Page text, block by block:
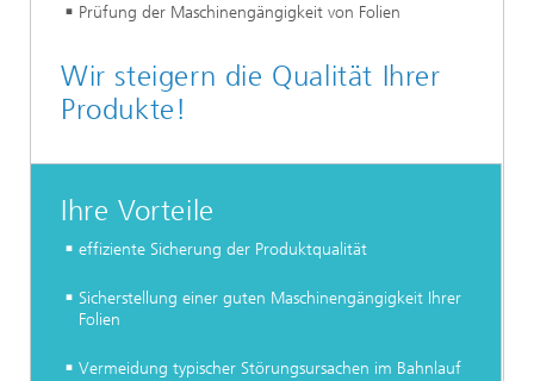
Prüfung der Maschinengängigkeit von Folien
Wir steigern die Qualität Ihrer
Produkte!
Ihre Vorteile
effiziente Sicherung der Produktqualität
Sicherstellung einer guten Maschinengängigkeit Ihrer
Folien
Vermeidung typischer Störungsursachen im Bahnlauf